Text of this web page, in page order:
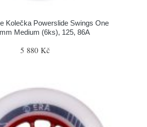
Kolečka Powerslide Swings One
Medium (6ks), 125, 86A
5 880 Kč